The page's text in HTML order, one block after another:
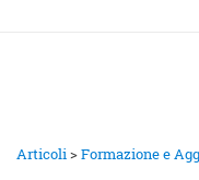
Articoli>Formazione e